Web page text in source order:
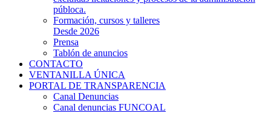
públoca.
Formación, cursos y talleres
Desde 2026
Prensa
Tablón de anuncios
CONTACTO
VENTANILLA ÚNICA
PORTAL DE TRANSPARENCIA
Canal Denuncias
Canal denuncias FUNCOAL